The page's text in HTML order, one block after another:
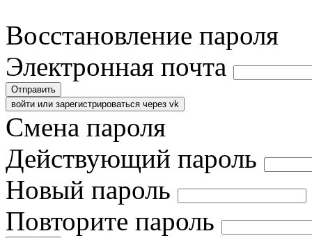
Восстановление пароля
Электронная почта
Отправить
войти или зарегистрироваться через vk
Смена пароля
Действующий пароль
Новый пароль
Повторите пароль